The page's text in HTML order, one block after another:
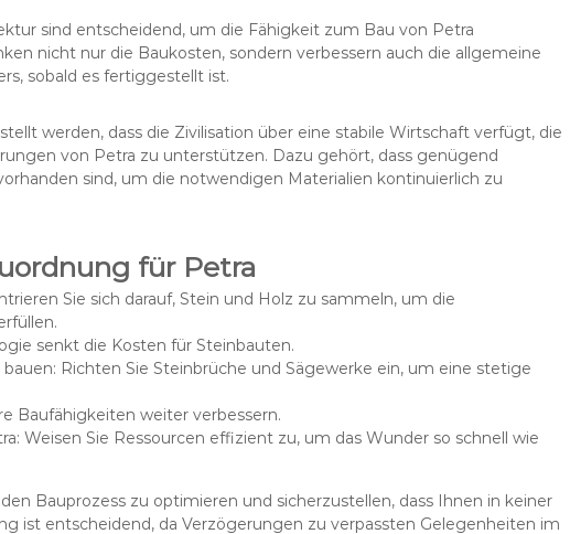
sind entscheidend, um die Fähigkeit zum Bau von Petra
nicht nur die Baukosten, sondern verbessern auch die allgemeine
sobald es fertiggestellt ist.
werden, dass die Zivilisation über eine stabile Wirtschaft verfügt, die
von Petra zu unterstützen. Dazu gehört, dass genügend
sind, um die notwendigen Materialien kontinuierlich zu
für Petra
Sie sich darauf, Stein und Holz zu sammeln, um die
senkt die Kosten für Steinbauten.
Richten Sie Steinbrüche und Sägewerke ein, um eine stetige
Baufähigkeiten weiter verbessern.
Weisen Sie Ressourcen effizient zu, um das Wunder so schnell wie
Bauprozess zu optimieren und sicherzustellen, dass Ihnen in keiner
ist entscheidend, da Verzögerungen zu verpassten Gelegenheiten im